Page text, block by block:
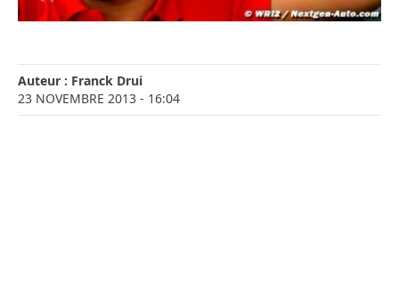
Auteur : Franck Drui
23 NOVEMBRE 2013 - 16:04